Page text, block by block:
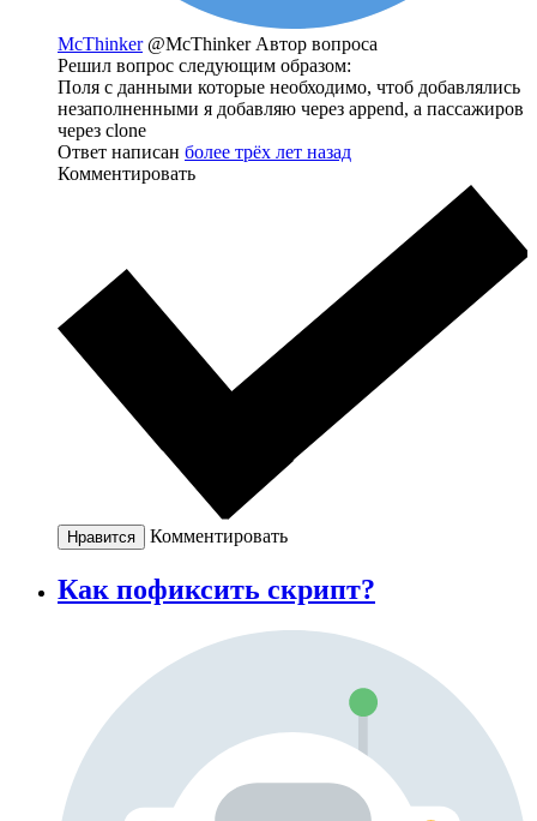
McThinker @McThinker Автор вопроса
Решил вопрос следующим образом:
Поля с данными которые необходимо, чтоб добавлялись
незаполненными я добавляю через append, а пассажиров
через clone
Ответ написан более трёх лет назад
Комментировать
Нравится Комментировать
Как пофиксить скрипт?